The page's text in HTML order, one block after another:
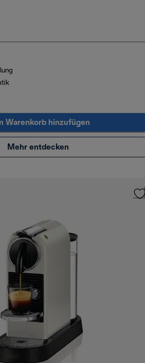
Warenkorb hinzufügen
Mehr entdecken